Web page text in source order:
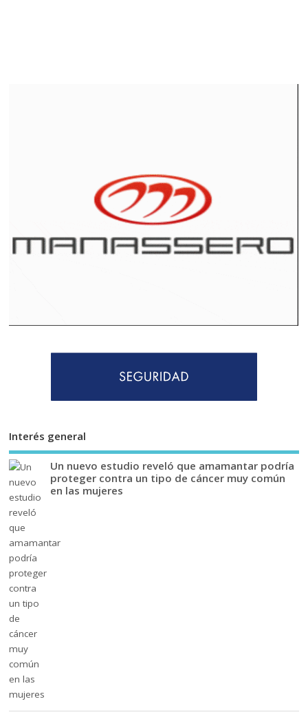
Interés general
Un nuevo estudio reveló que amamantar podría
proteger contra un tipo de cáncer muy común
en las mujeres